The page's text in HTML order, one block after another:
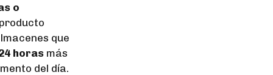
o
que
horas más
del día.